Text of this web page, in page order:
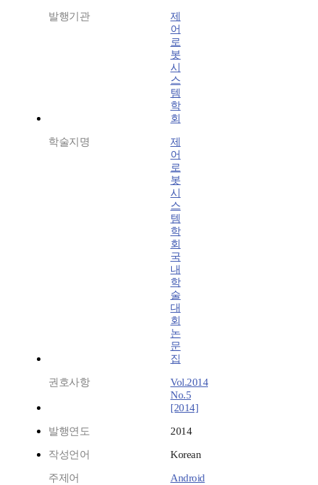
발행기관
제
어
로
봇
시
스
템
학
회
학술지명
제
어
로
봇
시
스
템
학
회
국
내
학
술
대
회
논
문
집
권호사항
Vol.2014
No.5
[2014]
발행연도 2014
작성언어 Korean
주제어 Android